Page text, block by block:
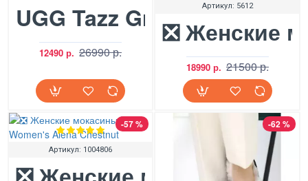
UGG Tazz Grey Violet
12490 р. 26990 р.
Артикул: 5612
❎ Женские
18990 р. 21500 р.
-57 %
Артикул: 1004806
-62 %